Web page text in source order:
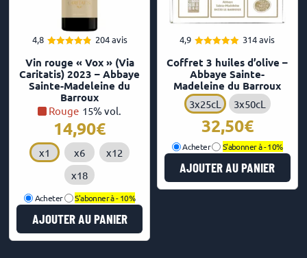
4,8
sur 5
204 avis
Vin rouge « Vox » (Via
Caritatis) 2023 – Abbaye
Sainte-Madeleine du
Barroux
Rouge 15% vol.
14,90
x1 x6
x12
x18
Acheter S'abonner à -10%
AJOUTER AU PANIER
4,9
sur 5
314 avis
Coffret 3 huiles d’olive –
Abbaye Sainte-
Madeleine du Barroux
3x25cL 3x50cL
32,50
Acheter S'abonner à -10%
AJOUTER AU PANIER